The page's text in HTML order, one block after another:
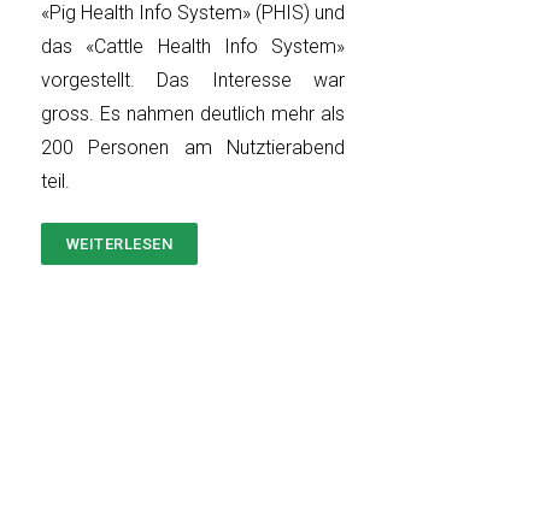
«Pig Health Info System» (PHIS) und
das «Cattle Health Info System»
vorgestellt. Das Interesse war
gross. Es nahmen deutlich mehr als
200 Personen am Nutztierabend
teil.
WEITERLESEN
VETSUISSE-